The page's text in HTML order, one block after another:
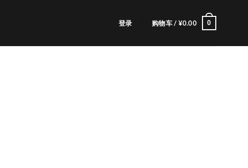
登录 购物车 / ¥0.00 0